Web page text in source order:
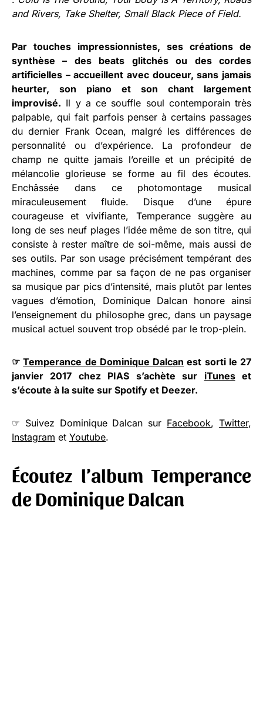
and Rivers, Take Shelter, Small Black Piece of Field.
Par touches impressionnistes, ses créations de
synthèse – des beats glitchés ou des cordes
artificielles – accueillent avec douceur, sans jamais
heurter, son piano et son chant largement
improvisé. Il y a ce souffle soul contemporain très
palpable, qui fait parfois penser à certains passages
du dernier Frank Ocean, malgré les différences de
personnalité ou d’expérience. La profondeur de
champ ne quitte jamais l’oreille et un précipité de
mélancolie glorieuse se forme au fil des écoutes.
Enchâssée dans ce photomontage musical
miraculeusement fluide. Disque d’une épure
courageuse et vivifiante, Temperance suggère au
long de ses neuf plages l’idée même de son titre, qui
consiste à rester maître de soi-même, mais aussi de
ses outils. Par son usage précisément tempérant des
machines, comme par sa façon de ne pas organiser
sa musique par pics d’intensité, mais plutôt par lentes
vagues d’émotion, Dominique Dalcan honore ainsi
l’enseignement du philosophe grec, dans un paysage
musical actuel souvent trop obsédé par le trop-plein.
☞Temperance de Dominique Dalcan est sorti le 27
janvier 2017 chez PIAS s’achète sur iTuneset
s’écoute à la suite sur Spotify et Deezer.
☞ Suivez Dominique Dalcan sur Facebook,Twitter,
Instagram et Youtube.
Écoutez l’album Temperance
de Dominique Dalcan